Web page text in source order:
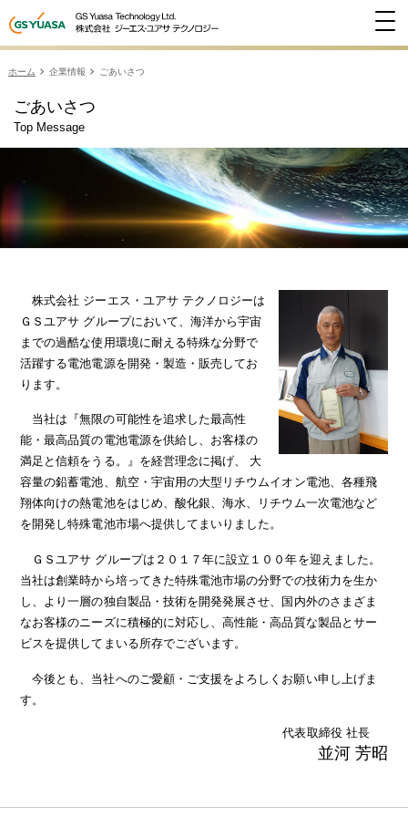
ホーム 企業情報 ごあいさつ
ごあいさつ
Top Message
株式会社 ジーエス・ユアサ テクノロジーは
ＧＳユアサ グループにおいて、海洋から宇宙
までの過酷な使用環境に耐える特殊な分野で
活躍する電池電源を開発・製造・販売してお
ります。
当社は『無限の可能性を追求した最高性
能・最高品質の電池電源を供給し、お客様の
満足と信頼をうる。』を経営理念に掲げ、 大
容量の鉛蓄電池、航空・宇宙用の大型リチウムイオン電池、各種飛
翔体向けの熱電池をはじめ、酸化銀、海水、リチウム一次電池など
を開発し特殊電池市場へ提供してまいりました。
ＧＳユアサ グループは２０１７年に設立１００年を迎えました。
当社は創業時から培ってきた特殊電池市場の分野での技術力を生か
し、より一層の独自製品・技術を開発発展させ、国内外のさまざま
なお客様のニーズに積極的に対応し、高性能・高品質な製品とサー
ビスを提供してまいる所存でございます。
今後とも、当社へのご愛顧・ご支援をよろしくお願い申し上げま
す。
代表取締役 社長
並河 芳昭